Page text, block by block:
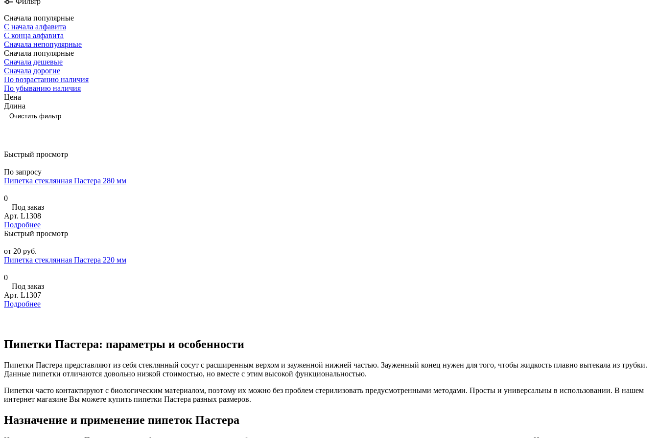
Сначала популярные
С начала алфавита
С конца алфавита
Сначала непопулярные
Сначала популярные
Сначала дешевые
Сначала дорогие
По возрастанию наличия
По убыванию наличия
Цена
Длина
Очистить фильтр
Быстрый просмотр
По запросу
Пипетка стеклянная Пастера 280 мм
0
Под заказ
Арт. L1308
Подробнее
Быстрый просмотр
от 20 руб.
Пипетка стеклянная Пастера 220 мм
0
Под заказ
Арт. L1307
Подробнее
Пипетки Пастера: параметры и особенности
Пипетки Пастера представляют из себя стеклянный сосут с расширенным верхом и зауженной нижней частью. Зауженный конец нужен для того, чтобы жидкость плавно вытекала из трубки.
Данные пипетки отличаются довольно низкой стоимостью, но вместе с этим высокой функциональностью.
Пипетки часто контактируют с биологическим материалом, поэтому их можно без проблем стерилизовать предусмотренными методами. Просты и универсальны в использовании. В нашем
интернет магазине Вы можете купить пипетки Пастера разных размеров.
Назначение и применение пипеток Пастера